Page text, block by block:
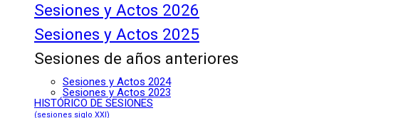
Sesiones y Actos 2026
Sesiones y Actos 2025
Sesiones de años anteriores
Sesiones y Actos 2024
Sesiones y Actos 2023
HISTÓRICO DE SESIONES
(sesiones siglo XXI)